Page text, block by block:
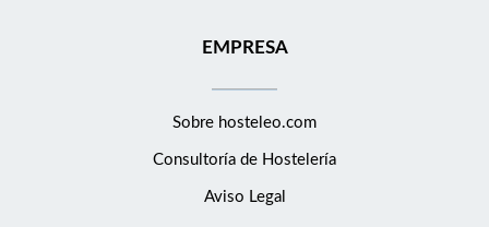
EMPRESA
Sobre hosteleo.com
Consultoría de Hostelería
Aviso Legal